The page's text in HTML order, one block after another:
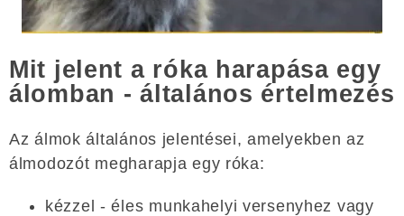
Mit jelent a róka harapása egy
álomban - általános értelmezés
Az álmok általános jelentései, amelyekben az
álmodozót megharapja egy róka:
kézzel - éles munkahelyi versenyhez vagy